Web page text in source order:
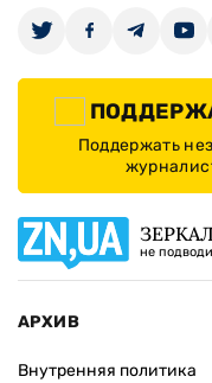
Поддержать
не
АРХИВ
Внутренняя политика